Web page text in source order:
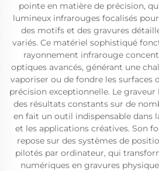
pointe en matière de précision,
lumineux infrarouges focalisés
des motifs et des gravures
variés. Ce matériel sophistiqué
rayonnement infrarouge
optiques avancés, générant une
vaporiser ou de fondre les surfaces
précision exceptionnelle. Le
des résultats constants sur de
en fait un outil indispensable dans
et les applications créatives. Son
repose sur des systèmes de
pilotés par ordinateur, qui
numériques en gravures